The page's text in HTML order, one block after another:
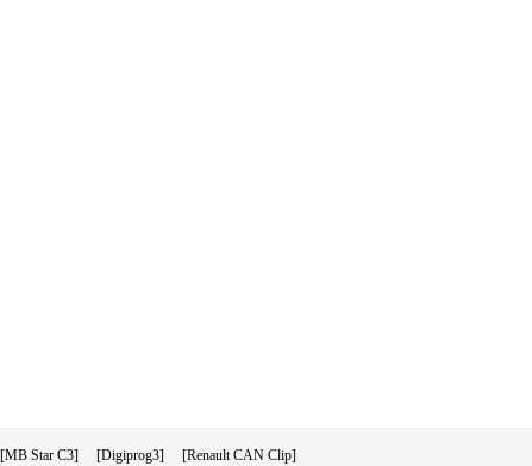
[MB Star C3] [Digiprog3] [Renault CAN Clip]